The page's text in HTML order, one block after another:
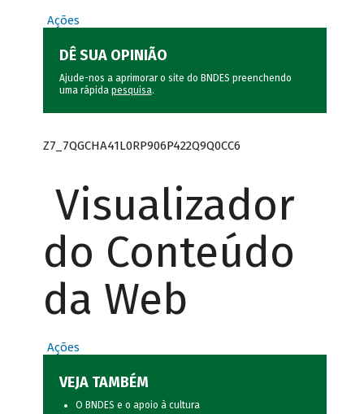
Ações
DÊ SUA OPINIÃO
Ajude-nos a aprimorar o site do BNDES preenchendo
uma rápida pesquisa.
Z7_7QGCHA41L0RP906P422Q9Q0CC6
Visualizador
do Conteúdo
da Web
Ações
VEJA TAMBÉM
O BNDES e o apoio à cultura